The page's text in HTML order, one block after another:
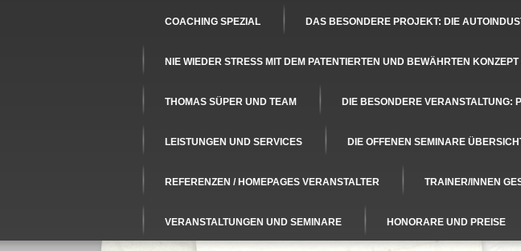
COACHING SPEZIAL DAS BESONDERE PROJEKT: DIE
NIE WIEDER STRESS MIT DEM PATENTIERTEN UND BEWÄHRTEN
THOMAS SÜPER UND TEAM DIE BESONDERE VERANSTALTUNG:
LEISTUNGEN UND SERVICES DIE OFFENEN SEMINARE
REFERENZEN / HOMEPAGES VERANSTALTER TRAINER/INNEN
VERANSTALTUNGEN UND SEMINARE HONORARE UND PREISE